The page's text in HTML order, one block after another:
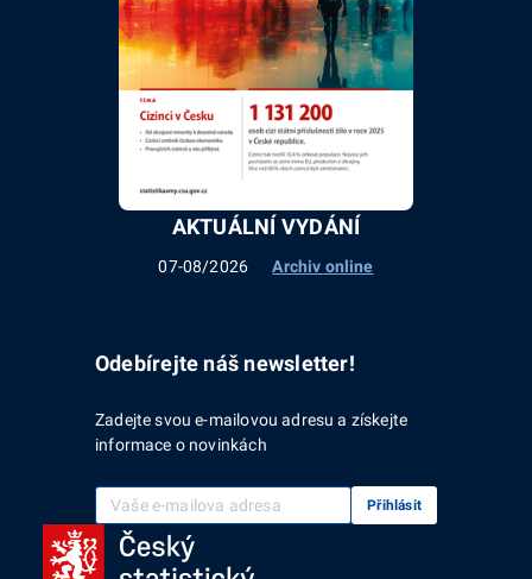
AKTUÁLNÍ VYDÁNÍ
07-08/2026 Archiv online
Odebírejte náš newsletter!
Zadejte svou e-mailovou adresu a získejte
informace o novinkách
Vaše e-mailová adresa Přihlásit